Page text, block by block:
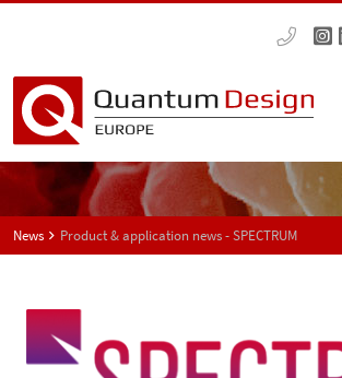
News Product & application news - SPECTRUM